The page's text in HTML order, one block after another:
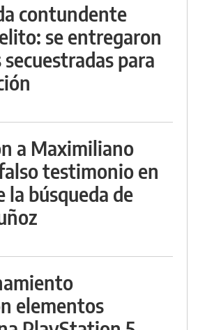
contundente
se entregaron
para
a Maximiliano
testimonio en
la búsqueda de
elementos